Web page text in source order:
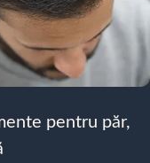
pentru păr,